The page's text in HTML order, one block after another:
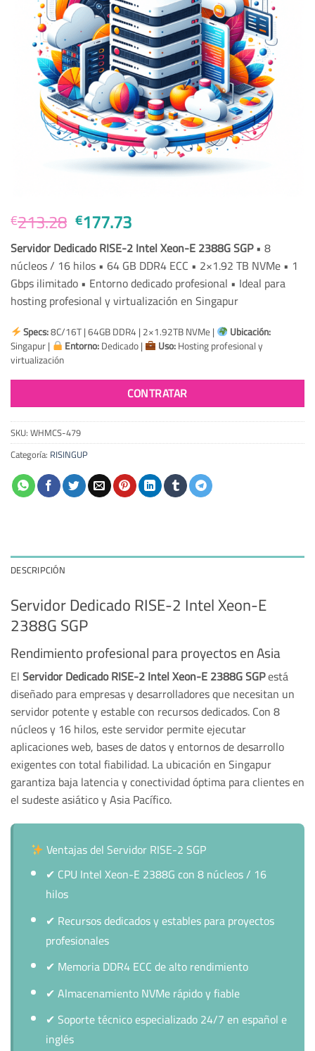
€213.28 El
precio
original
era:
€213.28.
€177.73El
precio
actual
es:
€177.73.
Servidor Dedicado RISE-2 Intel Xeon-E 2388G SGP• 8
núcleos / 16 hilos • 64 GB DDR4 ECC • 2×1.92 TB NVMe • 1
Gbps ilimitado • Entorno dedicado profesional • Ideal para
hosting profesional y virtualización en Singapur
Specs:8C/16T | 64GB DDR4 | 2×1.92TB NVMe | Ubicación:
Singapur | Entorno:Dedicado | Uso:Hosting profesional y
virtualización
CONTRATAR
SKU:WHMCS-479
Categoría: RISINGUP
DESCRIPCIÓN
Servidor Dedicado RISE-2 Intel Xeon-E
2388G SGP
Rendimiento profesional para proyectos en Asia
ElServidor Dedicado RISE-2 Intel Xeon-E 2388G SGPestá
diseñado para empresas y desarrolladores que necesitan un
servidor potente y estable con recursos dedicados. Con 8
núcleos y 16 hilos, este servidor permite ejecutar
aplicaciones web, bases de datos y entornos de desarrollo
exigentes con total fiabilidad. La ubicación en Singapur
garantiza baja latencia y conectividad óptima para clientes en
el sudeste asiático y Asia Pacífico.
Ventajas del Servidor RISE-2 SGP
✔ CPU Intel Xeon-E 2388G con 8 núcleos / 16
hilos
✔ Recursos dedicados y estables para proyectos
profesionales
✔ Memoria DDR4 ECC de alto rendimiento
✔Almacenamiento NVMe rápido y fiable
✔Soporte técnico especializado 24/7 en español e
inglés